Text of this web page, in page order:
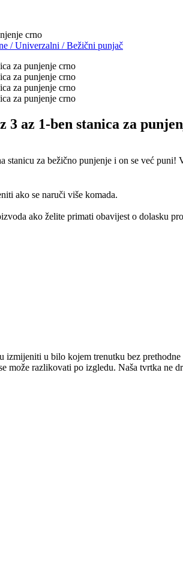
crno
/Univerzalni /Bežični punjač
az 1-ben stanica za
stanicu za bežično punjenje i on se već
ako se naruči više komada.
ako želite primati obavijest o dolasku
u bilo kojem trenutku bez
razlikovati po izgledu. Naša tvrtka ne